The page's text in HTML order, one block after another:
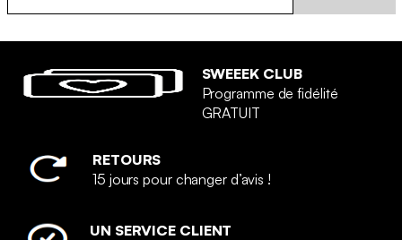
SWEEEK CLUB
Programme de fidélité
GRATUIT
RETOURS
15 jours pour changer d’avis !
UN SERVICE CLIENT